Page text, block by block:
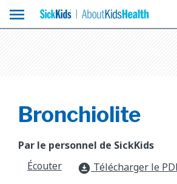
menu
Bronchiolite
Par le personnel de SickKids
Écouter
download_for_offline Télécharger le